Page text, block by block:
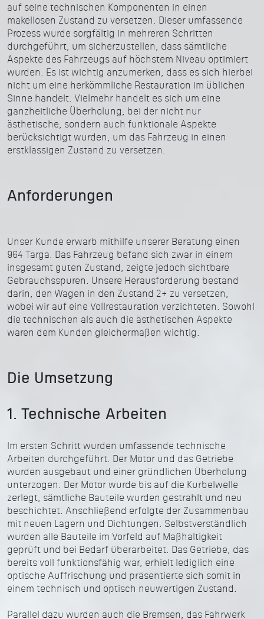
auf seine technischen Komponenten in einen
makellosen Zustand zu versetzen. Dieser umfassende
Prozess wurde sorgfältig in mehreren Schritten
durchgeführt, um sicherzustellen, dass sämtliche
Aspekte des Fahrzeugs auf höchstem Niveau optimiert
wurden. Es ist wichtig anzumerken, dass es sich hierbei
nicht um eine herkömmliche Restauration im üblichen
Sinne handelt. Vielmehr handelt es sich um eine
ganzheitliche Überholung, bei der nicht nur
ästhetische, sondern auch funktionale Aspekte
berücksichtigt wurden, um das Fahrzeug in einen
erstklassigen Zustand zu versetzen.
Anforderungen
Unser Kunde erwarb mithilfe unserer Beratung einen
964 Targa. Das Fahrzeug befand sich zwar in einem
insgesamt guten Zustand, zeigte jedoch sichtbare
Gebrauchsspuren. Unsere Herausforderung bestand
darin, den Wagen in den Zustand 2+ zu versetzen,
wobei wir auf eine Vollrestauration verzichteten. Sowohl
die technischen als auch die ästhetischen Aspekte
waren dem Kunden gleichermaßen wichtig.
Die Umsetzung
1. Technische Arbeiten
Im ersten Schritt wurden umfassende technische
Arbeiten durchgeführt. Der Motor und das Getriebe
wurden ausgebaut und einer gründlichen Überholung
unterzogen. Der Motor wurde bis auf die Kurbelwelle
zerlegt, sämtliche Bauteile wurden gestrahlt und neu
beschichtet. Anschließend erfolgte der Zusammenbau
mit neuen Lagern und Dichtungen. Selbstverständlich
wurden alle Bauteile im Vorfeld auf Maßhaltigkeit
geprüft und bei Bedarf überarbeitet. Das Getriebe, das
bereits voll funktionsfähig war, erhielt lediglich eine
optische Auffrischung und präsentierte sich somit in
einem technisch und optisch neuwertigen Zustand.
Parallel dazu wurden auch die Bremsen, das Fahrwerk